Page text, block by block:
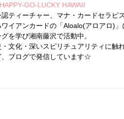
GO-LUCKY HAWAII
ティーチャー、マナ・カードセラピス
イアンカードの「Aloalo(アロアロ)」
を学び湘南藤沢で活動中。
文化・深いスピリチュアリティに触
ブログで発信しています☆